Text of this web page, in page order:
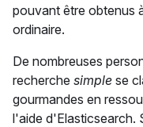
pouvant être obtenus
ordinaire.
De nombreuses
recherche simple se
gourmandes en
l'aide d'Elasticsearch.